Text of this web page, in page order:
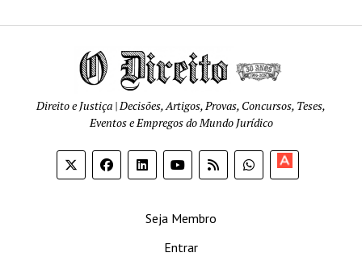
Direito e Justiça | Decisões, Artigos, Provas, Concursos, Teses,
Eventos e Empregos do Mundo Jurídico
Seja Membro
Entrar